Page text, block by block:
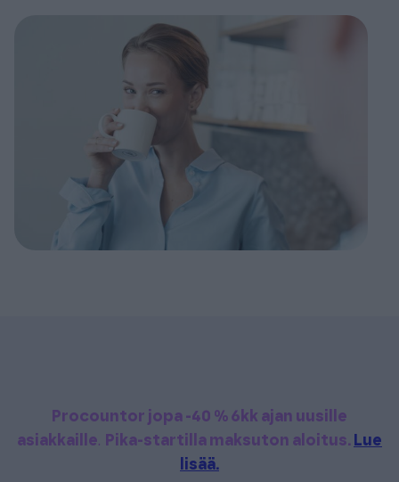
Procountor jopa -40 % 6kk ajan uusille
asiakkaille. Pika-startilla maksuton aloitus. Lue
lisää.